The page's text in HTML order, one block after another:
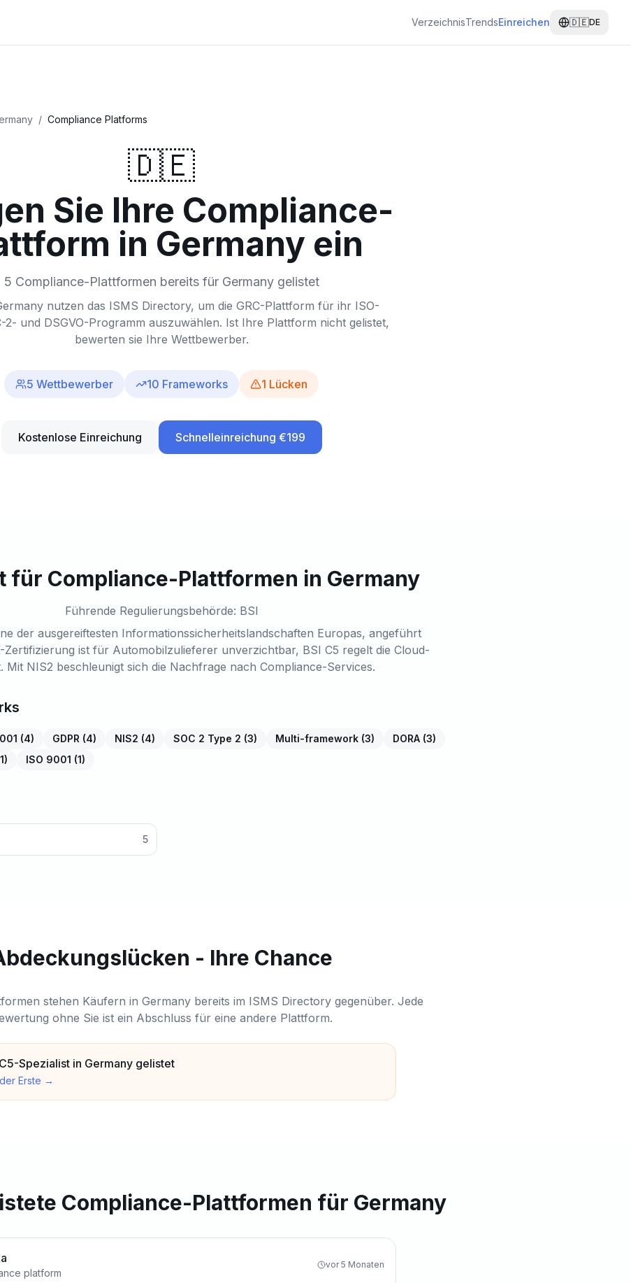
VerzeichnisTrendsEinreichen 🇩🇪DE
/ Compliance Platforms
🇩🇪
Sie Ihre Compliance-
in Germany ein
5 Compliance-Plattformen bereits für Germany gelistet
nutzen das ISMS Directory, um die GRC-Plattform für ihr ISO-
2- und DSGVO-Programm auszuwählen. Ist Ihre Plattform nicht gelistet,
bewerten sie Ihre Wettbewerber.
5 Wettbewerber 10 Frameworks 1 Lücken
Kostenlose Einreichung Schnelleinreichung €199
für Compliance-Plattformen in Germany
Führende Regulierungsbehörde: BSI
der ausgereiftesten Informationssicherheitslandschaften Europas, angeführt
Zertifizierung ist für Automobilzulieferer unverzichtbar, BSI C5 regelt die Cloud-
Mit NIS2 beschleunigt sich die Nachfrage nach Compliance-Services.
(4) GDPR (4) NIS2 (4) SOC 2 Type 2 (3) Multi-framework (3) DORA (3)
1) ISO 9001 (1)
5
- Ihre Chance
stehen Käufern in Germany bereits im ISMS Directory gegenüber. Jede
ohne Sie ist ein Abschluss für eine andere Plattform.
Spezialist in Germany gelistet
Erste →
Compliance-Plattformen für Germany
platform
vor 5 Monaten